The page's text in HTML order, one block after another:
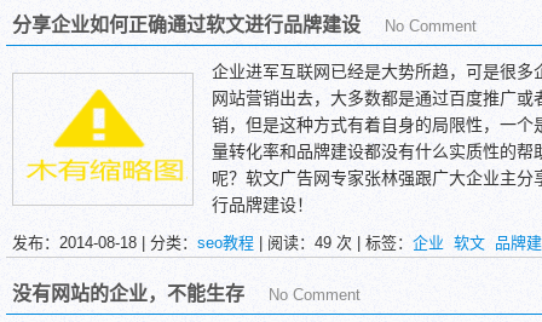
得这个网站不稳定,从而拒绝收录这个网站
总之,网站建设专家刘巍提示:企业网站建
样既劳力伤财又起不到作用。
二、调查拜访者的意图。
管理巨匠彼得.德鲁克说:“一定要知道你
最主要的,因而我们总在分析我们的客户在
的人都能够是我们的潜在客户,了解他们的
索技术可以完成这个功用,站内检索的日记
后果,这是访问者意图的最直接的显示。经
造,把访问者最想要的放在分明的地位(调查
人注重。
依据查询标明,68.3%的上网者常常运用
来找到他们想要的东西,而不是依照某个栏
没看见那熟习的按钮会多少有些不习气。
分享企业如何正确通过软文进行品牌建设 No Comment
企业进军互联网已经是大势所趋，可是很
网站营销出去，大多数都是通过百度推广
销，但是这种方式有着自身的局限性，一
量转化率和品牌建设都没有什么实质性的
呢？软文广告网专家张林强跟广大企业主
行品牌建设！
张先生认为，软文营销一个最重要的作用
只要有了名气，特别是好名声，那么获取
品牌所蕴含的潜在价值，也会越来越高，
得更加容易，所化的成本也变得更低了，
发布：2014-08-18 | 分类： seo教程 | 阅读： 49 次 | 标签： 企业 软文 品牌
没有网站的企业，不能生存 No Comment